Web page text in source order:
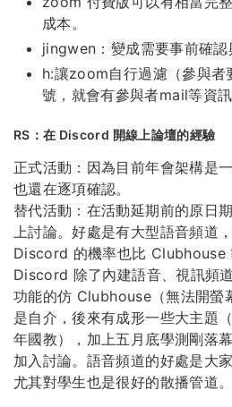
成本。
jingwen：變成需要事前確認
h:讓zoom自行過濾（參與者
號，就會有參與者mail等資訊
RS：在 Discord 開線上論壇的經驗
正式活動：因為目前年會架構是
也還在逐項確認。
替代活動：在活動延期前的原日
上討論。好處是有大型語音頻道
Discord 的機率也比 Clubhouse
Discord 除了內建語音、視訊頻
功能的仿 Clubhouse（無法開螢
是自介，後來有成形一些大主題
年國教），加上五月底學測剛落
加入討論。語音頻道的好處是大
尤其對學生也是很好的散播管道。